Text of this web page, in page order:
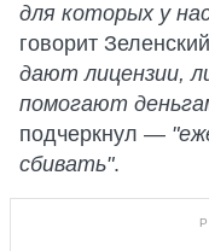
для которых у
говорит
дают лицензии,
помогают
подчеркнул —
сбивать".